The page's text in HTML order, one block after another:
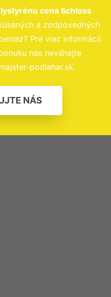
cena Schloss
a zodpovedných
Pre viac informácií
nás neváhajte
podlahar.sk.
NÁS